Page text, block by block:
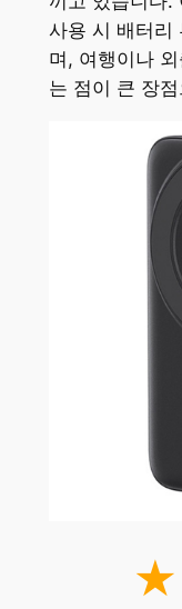
사용 시 배터리
며, 여행이나
는 점이 큰 장